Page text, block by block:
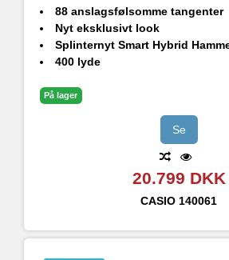
88 anslagsfølsomme tangenter
Nyt eksklusivt look
Splinternyt Smart Hybrid Hammer
400 lyde
Multidimensional Morphing Air-
Bluetooth® Audio kompatibel med
På lager
Se
20.799 DKK
CASIO 140061